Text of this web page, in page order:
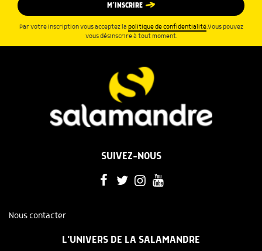
M’INSCRIRE
Par votre inscription vous acceptez la politique de confidentialité.Vous pouvez
vous désinscrire à tout moment.
SUIVEZ-NOUS
Nous contacter
L'UNIVERS DE LA SALAMANDRE